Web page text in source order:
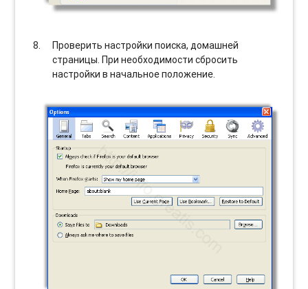
Проверить настройки поиска, домашней
страницы. При необходимости сбросить
настройки в начальное положение.